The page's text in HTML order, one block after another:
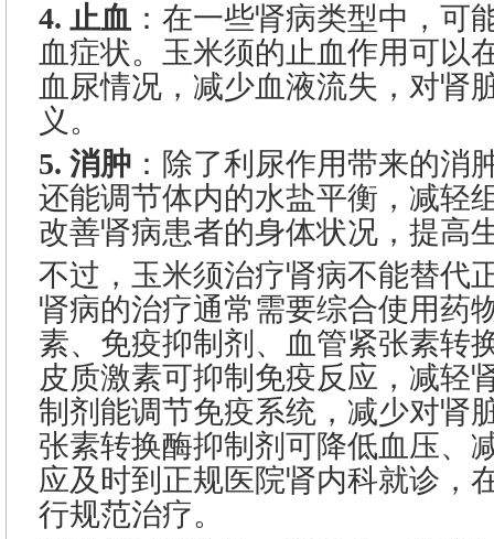
4. 止血 ：在一些肾病类型中，可
血症状。玉米须的止血作用可以
血尿情况，减少血液流失，对肾
义。
5. 消肿 ：除了利尿作用带来的消
还能调节体内的水盐平衡，减轻
改善肾病患者的身体状况，提高
不过，玉米须治疗肾病不能替代
肾病的治疗通常需要综合使用药
素、免疫抑制剂、血管紧张素转
皮质激素可抑制免疫反应，减轻
制剂能调节免疫系统，减少对肾
张素转换酶抑制剂可降低血压、
应及时到正规医院肾内科就诊，
行规范治疗。